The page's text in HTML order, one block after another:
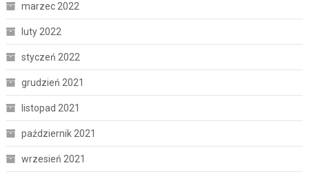
marzec 2022
luty 2022
styczeń 2022
grudzień 2021
listopad 2021
październik 2021
wrzesień 2021